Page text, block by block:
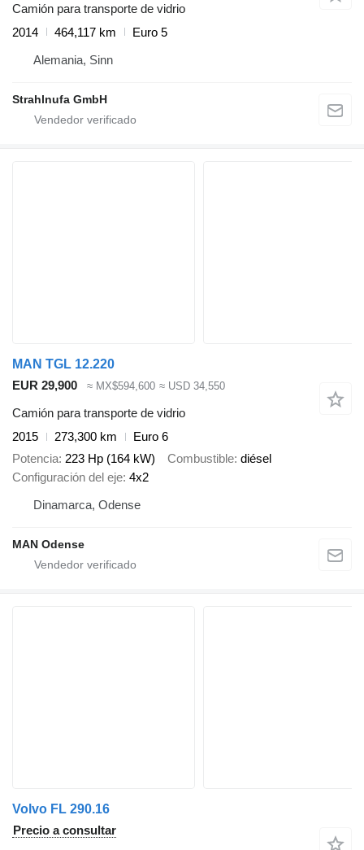
Camión para transporte de vidrio
2014
464,117 km
Euro 5
Alemania, Sinn
Strahlnufa GmbH
MAN TGL 12.220
EUR 29,900
≈ MX$594,600 ≈ USD 34,550
Camión para transporte de vidrio
2015
273,300 km
Euro 6
Potencia 223 Hp (164 kW) Combustible diésel
Configuración del eje 4x2
Dinamarca, Odense
MAN Odense
Volvo FL 290.16
Precio a consultar